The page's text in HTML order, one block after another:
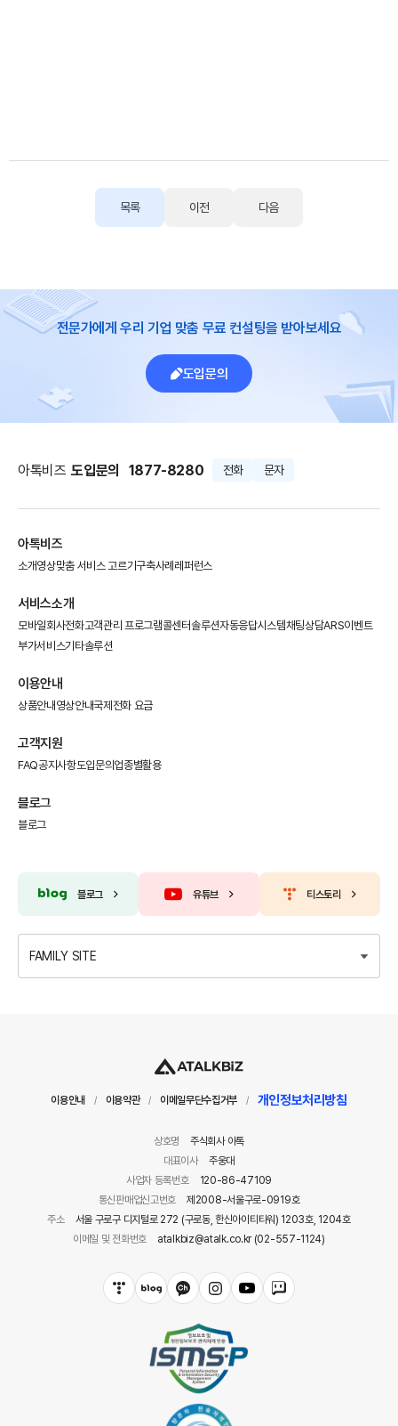
목록 이전 다음
전문가에게 우리 기업 맞춤 무료 컨설팅을 받아보세요
도입문의
아톡비즈 도입문의 1877-8280 전화 문자
아톡비즈
소개영상맞춤 서비스 고르기구축사례 레퍼런스
서비스소개
모바일회사전화고객관리 프로그램콜센터솔루션자동응답시스템채팅상담ARS이벤트
부가서비스기타솔루션
이용안내
상품안내 영상안내국제전화 요금
고객지원
FAQ공지사항도입문의 업종별활용
블로그
블로그
블로그 유튜브 티스토리
FAMILY SITE
이용안내 / 이용약관 / 이메일무단수집거부 / 개인정보처리방침
상호명
주식회사 아톡
대표이사
주웅대
사업자 등록번호
120-86-47109
통신판매업신고번호
제2008-서울구로-0919호
주소
서울 구로구 디지털로 272 (구로동, 한신아이티타워) 1203호, 1204호
이메일 및 전화번호
atalkbiz@atalk.co.kr (02-557-1124)